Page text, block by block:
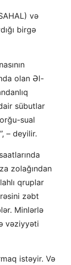
və
birgə
olan Əl-
sübutlar
sual
– deyilir.
zolağından
qruplar
zəbt
Minlərlə
vəziyyəti
istəyir. Və